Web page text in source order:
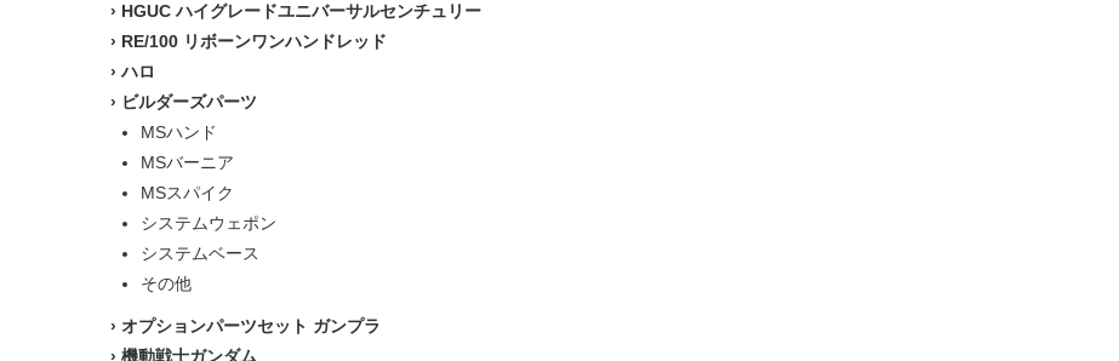
› HGUC ハイグレードユニバーサルセンチュリー
› RE/100 リボーンワンハンドレッド
›ハロ
› ビルダーズパーツ
MSハンド
MSバーニア
MSスパイク
システムウェポン
システムベース
その他
› オプションパーツセット ガンプラ
› 機動戦士ガンダム